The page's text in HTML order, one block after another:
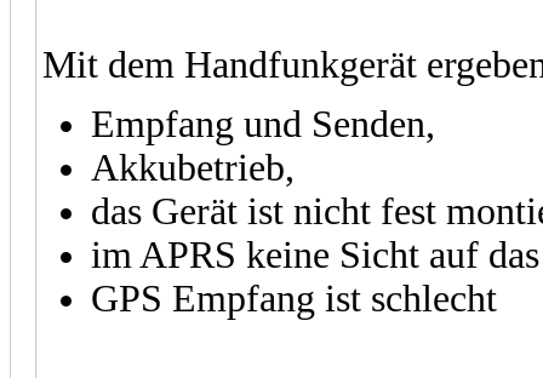
Mit dem Handfunkgerät
Empfang und Senden,
Akkubetrieb,
das Gerät ist nicht fest
im APRS keine Sicht auf
GPS Empfang ist schlecht